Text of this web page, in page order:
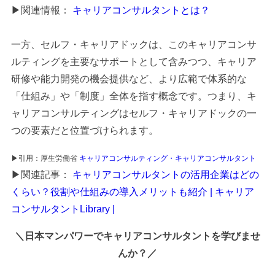
▶関連情報： キャリアコンサルタントとは？
一方、セルフ・キャリアドックは、このキャリアコンサ
ルティングを主要なサポートとして含みつつ、キャリア
研修や能力開発の機会提供など、より広範で体系的な
「仕組み」や「制度」全体を指す概念です。つまり、キ
ャリアコンサルティングはセルフ・キャリアドックの一
つの要素だと位置づけられます。
▶引用：厚生労働省 キャリアコンサルティング・キャリアコンサルタント
▶関連記事： キャリアコンサルタントの活用企業はどの
くらい？役割や仕組みの導入メリットも紹介 | キャリア
コンサルタントLibrary |
＼日本マンパワーでキャリアコンサルタントを学びませ
んか？／